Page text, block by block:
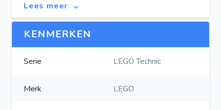
Lees meer
KENMERKEN
Serie LEGO Technic
Merk LEGO